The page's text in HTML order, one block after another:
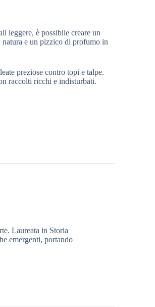
leggere, è possibile creare un
natura e un pizzico di profumo in
preziose contro topi e talpe.
raccolti ricchi e indisturbati.
Laureata in Storia
emergenti, portando